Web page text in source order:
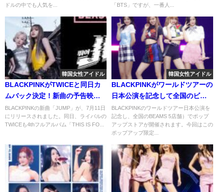
ドルの中でも人気を...
「BTS」ですが、一番人...
韓国女性アイドル
BLACKPINKがTWICEと同日カ
ムバック決定！新曲の予告映像
も公開！
BLACKPINKの新曲「JUMP」が、7月11日
にリリースされました。同日、ライバルの
TWICEも4thフルアルバム「THIS IS FO...
韓国女性アイドル
BLACKPINKがワールドツアーの
日本公演を記念して全国のビー
ムス5店舗にてポップアップスト
アが開催！限定アイテムなど調
べてみた！
BLACKPINKのワールドツアー日本公演を
記念し、全国のBEAMS 5店舗）でポップ
アップストアが開催されます。今回はこの
ポップアップ限定...